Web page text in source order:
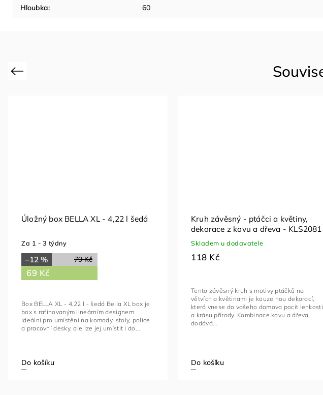
Hloubka: 60
Previous
Úložný box BELLA XL - 4,22 l šedá
Za 1 - 3 týdny
79 Kč
–12 %
69 Kč
Do košíku
Box BELLA XL - 4,22 l - šedá Bella XL box je
box s rafinovaným lineárním designem.
Ideální pro umístění na komody, stoly, police
a pracovní desky, ale lze jej umístit i do...
Kruh závěsný - ptáčci a květiny,
dekorace z kovu a dřeva - KLS2081
Skladem u dodavatele
118 Kč
Do košíku
Tento závěsný kruh s motivy ptáčků na
větvích a květinami je kouzelnou dekorací,
která vnese do vašeho domova pocit lehkosti
a krásu přírody. Kombinace kovu a dřeva
dodává...